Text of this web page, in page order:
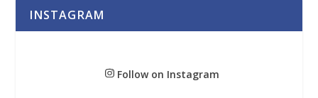
INSTAGRAM
Follow on Instagram